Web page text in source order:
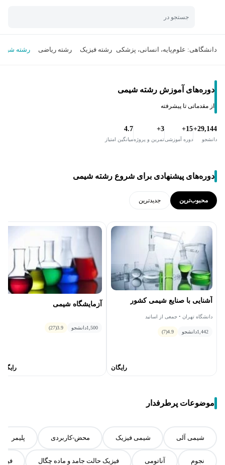
جستجو در
دانشگاهی: علوم‌پایه، انسانی، پزشکی رشته فیزیک رشته ریاضی رشته
دوره‌های آموزش رشته شیمی
از مقدماتی تا پیشرفته
29,144+
دانشجو
15+
دوره آموزشی
3+
تمرین و پروژه
4.7
میانگین امتیاز
دوره‌های پیشنهادی برای شروع رشته شیمی
محبوب‌ترین جدید‌ترین
آشنایی با صنایع شیمی کشور
دانشگاه تهران • جمعی از اساتید
1,442دانشجو 4.9
(7)
رایگان
آزمایشگاه شیمی
1,500دانشجو 3.9
(27)
رایگان
موضوعات پرطرفدار
شیمی آلی شیمی فیزیک محض-کاربردی پلیمر
نجوم آناتومی فیزیک حالت جامد و ماده چگال